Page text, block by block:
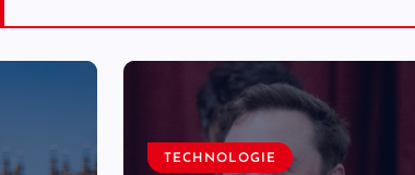
TECHNOLOGIE